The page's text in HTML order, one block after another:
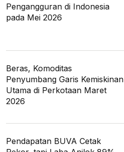
Pengangguran di Indonesia
pada Mei 2026
Beras, Komoditas
Penyumbang Garis Kemiskinan
Utama di Perkotaan Maret
2026
Pendapatan BUVA Cetak